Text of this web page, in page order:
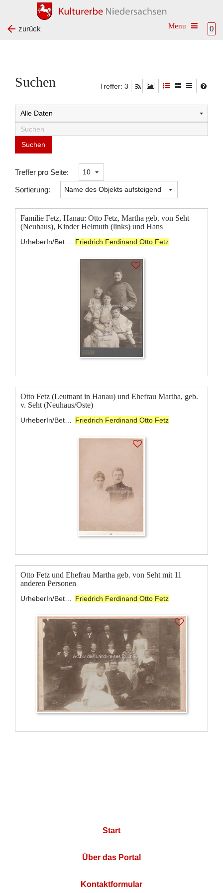
0
Toggle
zurück
Suchen Treffer: 3
Suchtreffer:
Treffer pro Seite:
Sortierung:
Familie Fetz, Hanau: Otto Fetz, Martha geb. von Seht
(Neuhaus), Kinder Helmuth (links) und Hans
Friedrich Ferdinand Otto Fetz
Otto Fetz (Leutnant in Hanau) und Ehefrau Martha, geb.
v. Seht (Neuhaus/Oste)
Friedrich Ferdinand Otto Fetz
Otto Fetz und Ehefrau Martha geb. von Seht mit 11
anderen Personen
Friedrich Ferdinand Otto Fetz
Start
Über das Portal
Kontaktformular